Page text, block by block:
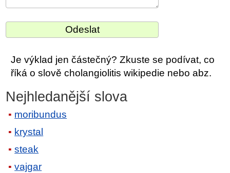
Je výklad jen částečný? Zkuste se podívat, co
říká o slově cholangiolitis wikipedie nebo abz.
Nejhledanější slova
moribundus
krystal
steak
vajgar